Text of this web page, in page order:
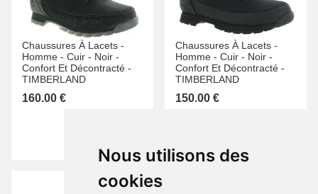
Nous utilisons des
cookies
Chaussures À Lacets -
Homme - Cuir - Noir -
Confort Et Décontracté -
TIMBERLAND
160.00 €
Chaussures À Lacets -
Homme - Cuir - Noir -
Confort Et Décontracté -
TIMBERLAND
150.00 €